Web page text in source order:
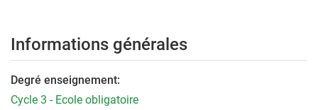
Informations générales
Degré enseignement:
Cycle 3 - Ecole obligatoire